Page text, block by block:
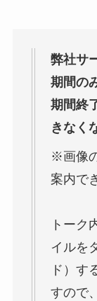
弊社サ
期間の
期間終
きなく
※画像
案内で
トーク
イルを
ド）す
すので